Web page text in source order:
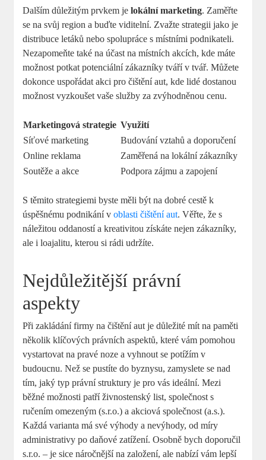
Dalším důležitým prvkem jelokální marketing. Zaměřte
se na svůj region a buďte viditelní. Zvažte strategii jako je
distribuce letáků nebo spolupráce s místními podnikateli.
Nezapomeňte také na účast na místních akcích, kde máte
možnost potkat potenciální zákazníky tváří v tvář. Můžete
dokonce uspořádat akci pro čištění aut, kde lidé dostanou
možnost vyzkoušet vaše služby za zvýhodněnou cenu.
Marketingová strategie Využití
Síťové marketing
Budování vztahů a doporučení
Online reklama
Zaměřená na lokální zákazníky
Soutěže a akce
Podpora zájmu a zapojení
S těmito strategiemi byste měli být na dobré cestě k
úspěšnému podnikání voblasti čištění aut. Věřte, že s
náležitou oddaností a kreativitou získáte nejen zákazníky,
ale i loajalitu, kterou si rádi udržíte.
Nejdůležitější právní
aspekty
Při zakládání firmy na čištění aut je důležité mít na paměti
několik klíčových právních aspektů, které vám pomohou
vystartovat na pravé noze a vyhnout se potížím v
budoucnu. Než se pustíte do byznysu, zamyslete se nad
tím, jaký typ právní struktury je pro vás ideální. Mezi
běžné možnosti patří živnostenský list, společnost s
ručením omezeným (s.r.o.) a akciová společnost (a.s.).
Každá varianta má své výhody a nevýhody, od míry
administrativy po daňové zatížení. Osobně bych doporučil
s.r.o. – je sice náročnější na založení, ale nabízí vám lepší